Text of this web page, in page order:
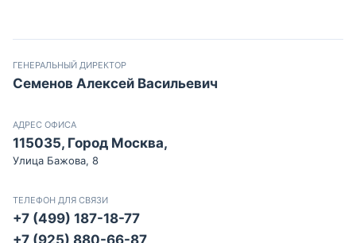
ГЕНЕРАЛЬНЫЙ ДИРЕКТОР
Семенов Алексей Васильевич
АДРЕС ОФИСА
115035, Город Москва,
Улица Бажова, 8
ТЕЛЕФОН ДЛЯ СВЯЗИ
+7 (499) 187-18-77
+7 (925) 880-66-87